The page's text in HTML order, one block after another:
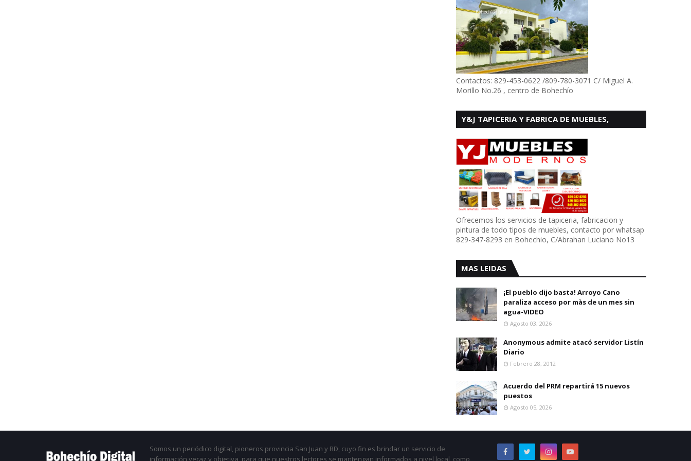
Contactos: 829-453-0622 /809-780-3071 C/ Miguel A.
Morillo No.26 , centro de Bohechío
Y&J TAPICERIA Y FABRICA DE MUEBLES,
Ofrecemos los servicios de tapiceria, fabricacion y
pintura de todo tipos de muebles, contacto por whatsap
829-347-8293 en Bohechio, C/Abrahan Luciano No13
MAS LEIDAS
¡El pueblo dijo basta! Arroyo Cano
paraliza acceso por màs de un mes sin
agua-VIDEO
Agosto 03, 2026
Anonymous admite atacó servidor Listín
Diario
Febrero 28, 2012
Acuerdo del PRM repartirá 15 nuevos
puestos
Agosto 05, 2026
Somos un periódico digital, pioneros provincia San Juan y RD, cuyo fin es brindar un servicio de
información veraz y objetiva, para que nuestros lectores se mantengan informados a nivel local, como